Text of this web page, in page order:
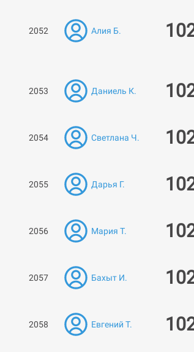
2052 Алия Б.
2053 Даниель К.
2054 Светлана Ч.
2055 Дарья Г.
2056 Мария Т.
2057 Бахыт И.
2058 Евгений Т.